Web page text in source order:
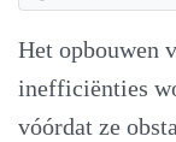
Het opbouwen
inefficiënties
vóórdat ze